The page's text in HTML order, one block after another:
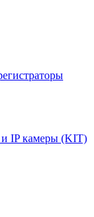
и IP камеры (KIT)